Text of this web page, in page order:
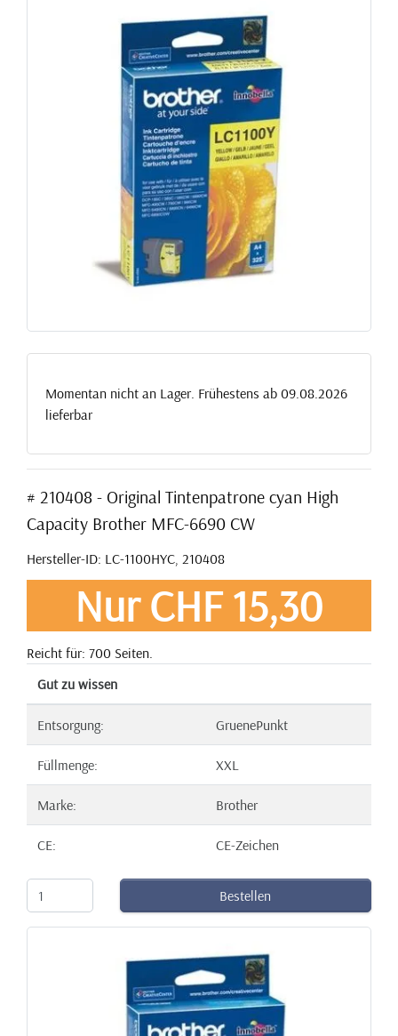
Momentan nicht an Lager. Frühestens ab 09.08.2026
lieferbar
# 210408 - Original Tintenpatrone cyan High
Capacity Brother MFC-6690 CW
Hersteller-ID: LC-1100HYC, 210408
Nur CHF 15,30
Reicht für: 700 Seiten.
Gut zu wissen
Entsorgung: GruenePunkt
Füllmenge: XXL
Marke: Brother
CE: CE-Zeichen
Bestellen